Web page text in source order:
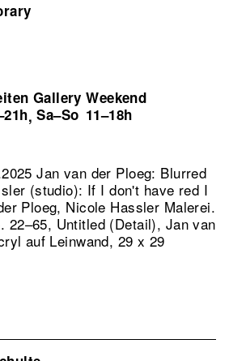
Gallery Weekend
,Sa–So 11–18h
Jan van der Ploeg: Blurred
(studio): If I don't have red I
Ploeg, Nicole Hassler Malerei.
22–65, Untitled (Detail), Jan van
auf Leinwand, 29 x 29